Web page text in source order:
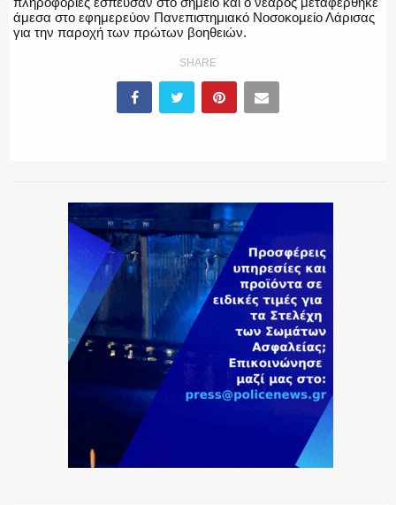
ΕΝΟΠΛΕΣ ΔΥΝΑΜΕΙΣ
ΑΣΤΥΝΟΜΙΚΟ ΡΕΠΟΡΤΑΖ
ΟΜΑΔΕΣ ΕΛ.ΑΣ.
άμεσα στο εφημερεύον Πανεπιστημιακό Νοσοκομείο Λάρισας
για την παροχή των πρώτων βοηθειών.
SHARE